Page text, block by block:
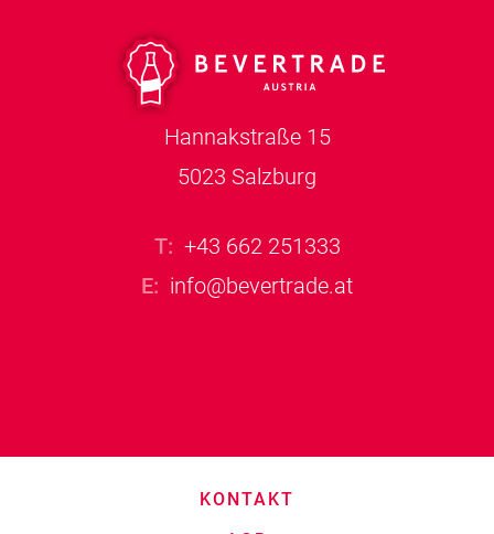
Hannakstraße 15
5023 Salzburg
T: +43 662 251333
E: info@bevertrade.at
KONTAKT